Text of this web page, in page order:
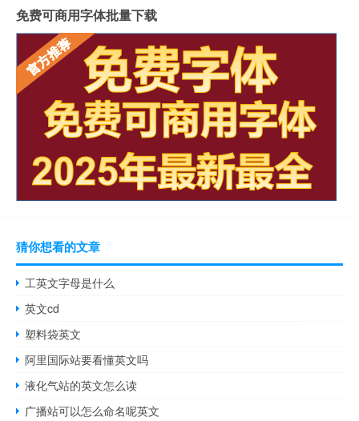
免费可商用字体批量下载
猜你想看的文章
工英文字母是什么
英文cd
塑料袋英文
阿里国际站要看懂英文吗
液化气站的英文怎么读
广播站可以怎么命名呢英文